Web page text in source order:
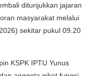
ditunjukkan jajaran
masyarakat melalui
sekitar pukul 09.20
KSPK IPTU Yunus